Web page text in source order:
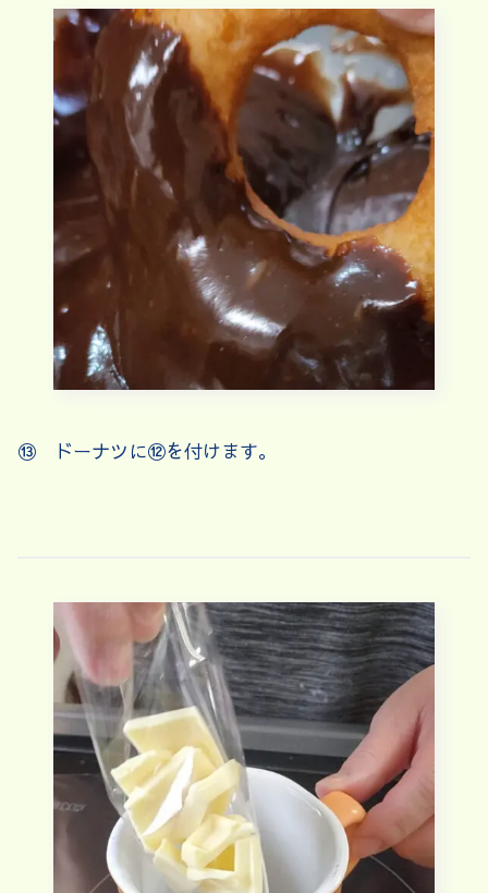
⑬ ドーナツに⑫を付けます。